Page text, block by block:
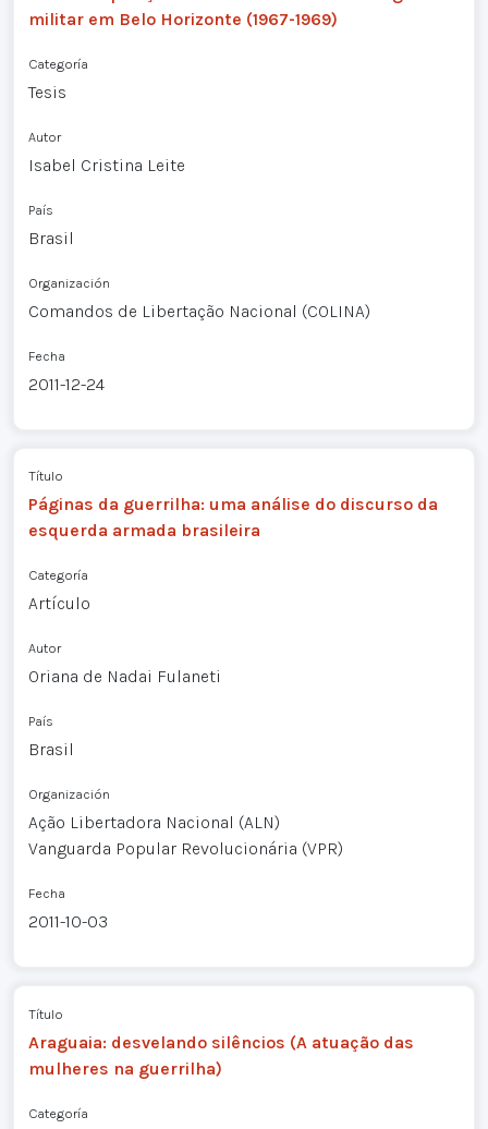
militar em Belo Horizonte (1967-1969)
Categoría
Tesis
Autor
Isabel Cristina Leite
País
Brasil
Organización
Comandos de Libertação Nacional (COLINA)
Fecha
2011-12-24
Título
Páginas da guerrilha: uma análise do discurso da
esquerda armada brasileira
Categoría
Artículo
Autor
Oriana de Nadai Fulaneti
País
Brasil
Organización
Ação Libertadora Nacional (ALN)
Vanguarda Popular Revolucionária (VPR)
Fecha
2011-10-03
Título
Araguaia: desvelando silêncios (A atuação das
mulheres na guerrilha)
Categoría